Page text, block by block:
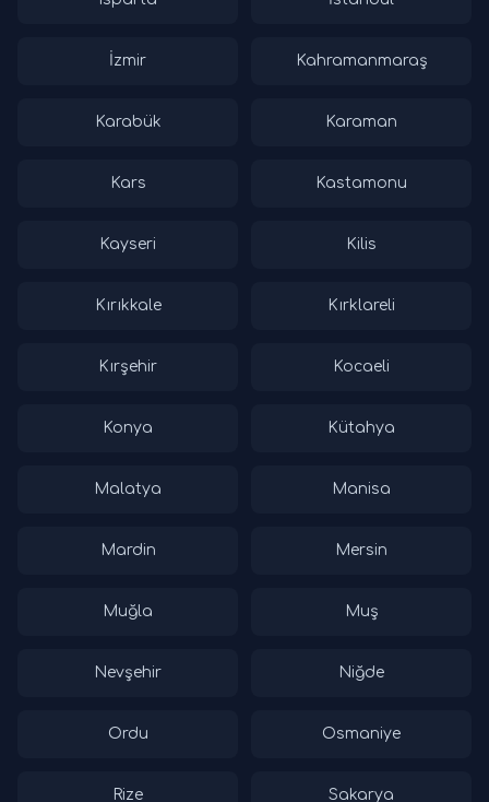
İzmir Kahramanmaraş
Karabük Karaman
Kars Kastamonu
Kayseri Kilis
Kırıkkale Kırklareli
Kırşehir Kocaeli
Konya Kütahya
Malatya Manisa
Mardin Mersin
Muğla Muş
Nevşehir Niğde
Ordu Osmaniye
Rize Sakarya